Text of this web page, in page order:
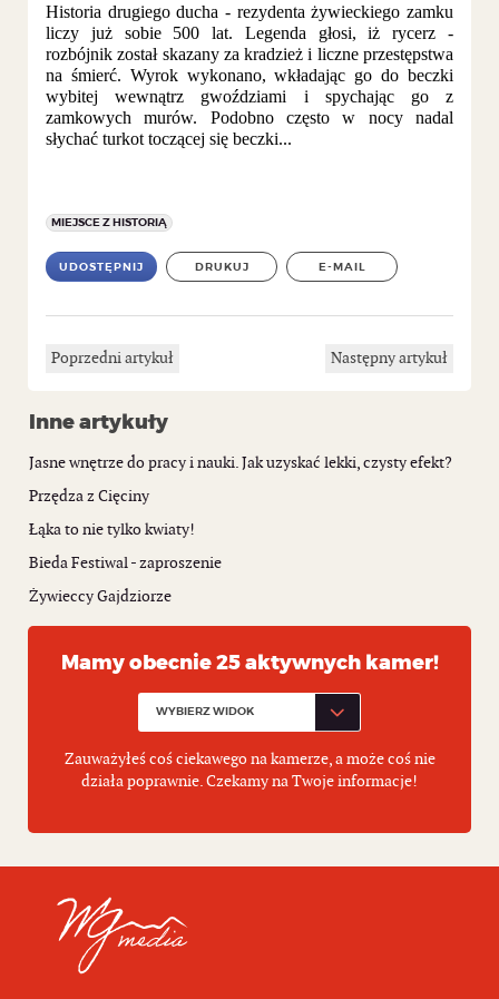
Historia drugiego ducha - rezydenta żywieckiego zamku
liczy już sobie 500 lat. Legenda głosi, iż rycerz -
rozbójnik został skazany za kradzież i liczne przestępstwa
na śmierć. Wyrok wykonano, wkładając go do beczki
wybitej wewnątrz gwoździami i spychając go z
zamkowych murów. Podobno często w nocy nadal
słychać turkot toczącej się beczki...
MIEJSCE Z HISTORIĄ
UDOSTĘPNIJ DRUKUJ E-MAIL
Poprzedni artykuł Następny artykuł
Inne artykuły
Jasne wnętrze do pracy i nauki. Jak uzyskać lekki, czysty efekt?
Przędza z Cięciny
Łąka to nie tylko kwiaty!
Bieda Festiwal - zaproszenie
Żywieccy Gajdziorze
Mamy obecnie 25 aktywnych kamer!
Zauważyłeś coś ciekawego na kamerze, a może coś nie
działa poprawnie. Czekamy na Twoje informacje!